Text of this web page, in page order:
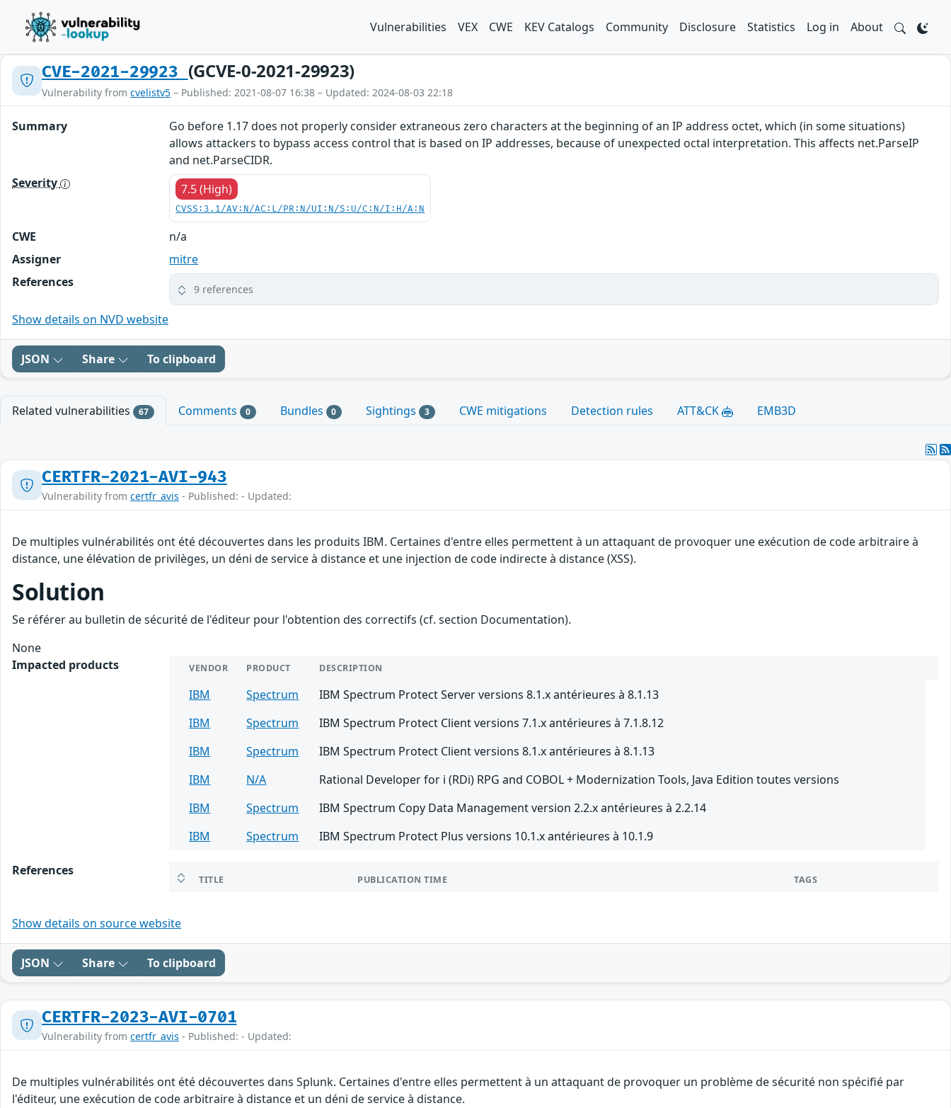
Vulnerabilities VEX CWE KEV Catalogs Community Disclosure Statistics Log in About
CVE-2021-29923 (GCVE-0-2021-29923)
Vulnerability from cvelistv5 – Published: 2021-08-07 16:38 – Updated: 2024-08-03 22:18
Summary
Go before 1.17 does not properly consider extraneous zero characters at the beginning of an IP address octet, which (in some situations)
allows attackers to bypass access control that is based on IP addresses, because of unexpected octal interpretation. This affects net.ParseIP
and net.ParseCIDR.
Severity
7.5 (High)
CVSS:3.1/AV:N/AC:L/PR:N/UI:N/S:U/C:N/I:H/A:N
CWE
n/a
Assigner
mitre
References
9 references
Show details on NVD website
JSON Share To clipboard
Related vulnerabilities 67 Comments 0 Bundles 0 Sightings 3 CWE mitigations Detection rules ATT&CK EMB3D
CERTFR-2021-AVI-943
Vulnerability from certfr_avis - Published: - Updated:
De multiples vulnérabilités ont été découvertes dans les produits IBM. Certaines d'entre elles permettent à un attaquant de provoquer une exécution de code arbitraire à
distance, une élévation de privilèges, un déni de service à distance et une injection de code indirecte à distance (XSS).
Solution
Se référer au bulletin de sécurité de l'éditeur pour l'obtention des correctifs (cf. section Documentation).
None
Impacted products
VENDOR PRODUCT DESCRIPTION
IBM Spectrum
IBM Spectrum Protect Server versions 8.1.x antérieures à 8.1.13
IBM
Spectrum
IBM Spectrum Protect Client versions 7.1.x antérieures à 7.1.8.12
IBM
Spectrum
IBM Spectrum Protect Client versions 8.1.x antérieures à 8.1.13
IBM
N/A
Rational Developer for i (RDi) RPG and COBOL + Modernization Tools, Java Edition toutes versions
IBM
Spectrum
IBM Spectrum Copy Data Management version 2.2.x antérieures à 2.2.14
IBM
Spectrum IBM Spectrum Protect Plus versions 10.1.x antérieures à 10.1.9
References
TITLE PUBLICATION TIME TAGS
Show details on source website
JSON Share To clipboard
CERTFR-2023-AVI-0701
Vulnerability from certfr_avis - Published: - Updated:
De multiples vulnérabilités ont été découvertes dans Splunk. Certaines d'entre elles permettent à un attaquant de provoquer un problème de sécurité non spécifié par
l'éditeur, une exécution de code arbitraire à distance et un déni de service à distance.